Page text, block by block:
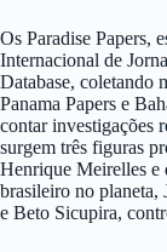
Os Paradise Papers,
Internacional de
Database, coletando
Panama Papers e
contar investigações
surgem três figuras
Henrique Meirelles
brasileiro no planeta,
e Beto Sicupira,